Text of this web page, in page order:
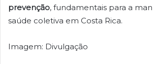
prevenção, fundamentais para a
saúde coletiva em Costa Rica.
Imagem: Divulgação